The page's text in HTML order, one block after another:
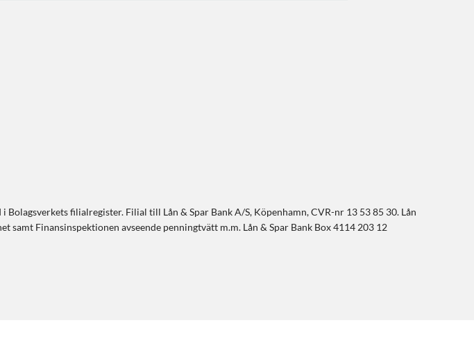
filialregister. Filial till Lån & Spar Bank A/S, Köpenhamn, CVR-nr 13 53 85 30. Lån
Finansinspektionen avseende penningtvätt m.m. Lån & Spar Bank Box 4114 203 12